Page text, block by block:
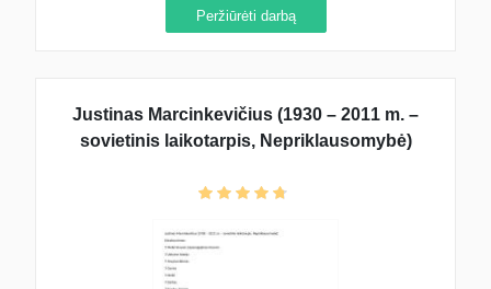
Peržiūrėti darbą
Justinas Marcinkevičius (1930 – 2011 m. –
sovietinis laikotarpis, Nepriklausomybė)